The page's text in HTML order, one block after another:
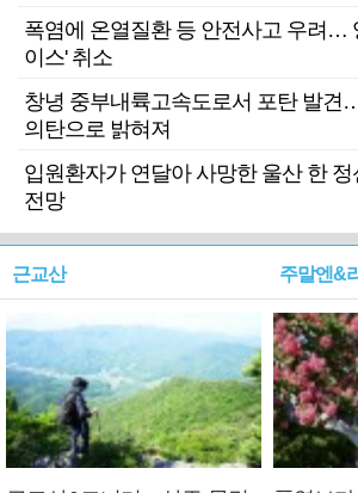
폭염에 온열질환 등 안전사고 우려…
이스' 취소
창녕 중부내륙고속도로서 포탄 발견
의탄으로 밝혀져
입원환자가 연달아 사망한 울산 한
전망
근교산 주말엔&